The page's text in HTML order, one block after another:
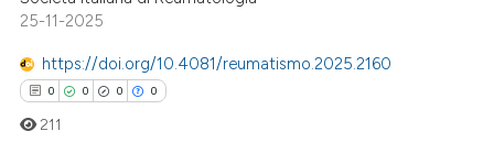
mentions, or contrasts
in which section the
was made.
25-11-2025
https://doi.org/10.4081/reumatismo.2025.2160
0 0 0 0
211